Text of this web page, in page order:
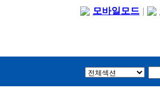
모바일모드 |